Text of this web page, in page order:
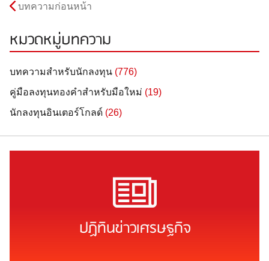
บทความก่อนหน้า
หมวดหมู่บทความ
บทความสำหรับนักลงทุน (776)
คู่มือลงทุนทองคำสำหรับมือใหม่ (19)
นักลงทุนอินเตอร์โกลด์ (26)
ปฏิทินข่าวเศรษฐกิจ